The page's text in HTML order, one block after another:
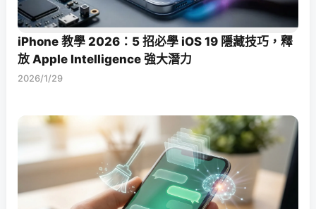
iPhone 教學 2026：5 招必學 iOS 19 隱藏技巧，釋
放 Apple Intelligence 強大潛力
2026/1/29